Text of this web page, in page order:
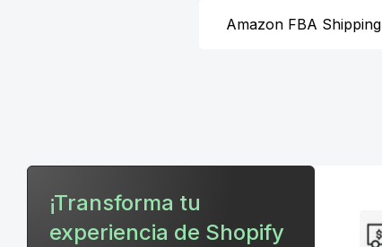
Amazon FBA Shipping
¡Transforma tu
experiencia de Shopify